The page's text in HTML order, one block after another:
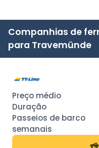
Companhias de
para Travemünde